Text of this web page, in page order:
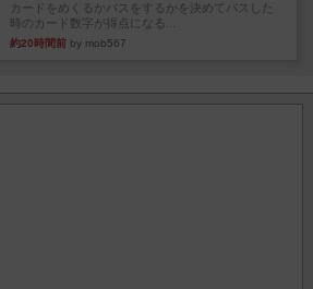
カードをめくるかパスをするかを決めてパスした
時のカード数字が得点になる...
約20時間前 by mob567